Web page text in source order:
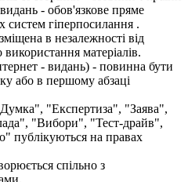
видань - обов'язкове пряме
систем гіперпосилання .
в незалежності від
матеріалів.
- видань) - повинна бути
або в першому абзаці
"Експертиза", "Заява",
"Вибори", "Тест-драйв",
публікуються на правах
спільно з